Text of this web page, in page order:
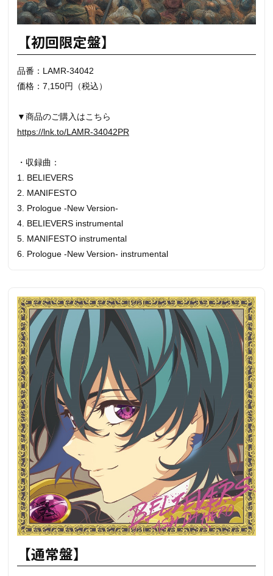
【初回限定盤】
品番：LAMR-34042
価格：7,150円（税込）
▼商品のご購入はこちら
https://lnk.to/LAMR-34042PR
・収録曲：
1. BELIEVERS
2. MANIFESTO
3. Prologue -New Version-
4. BELIEVERS instrumental
5. MANIFESTO instrumental
6. Prologue -New Version- instrumental
【通常盤】